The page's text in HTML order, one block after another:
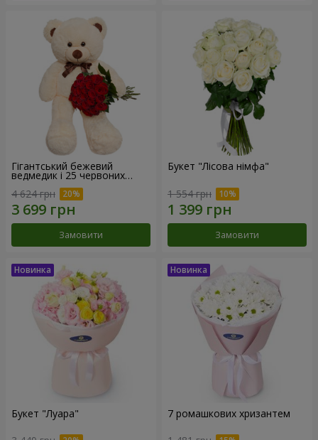
Гігантський бежевий
ведмедик і 25 червоних
троянд
4 624 грн
Замовити
Букет "Лісова німфа"
1 554 грн
Замовити
Букет "Луара" 7 ромашкових хризантем